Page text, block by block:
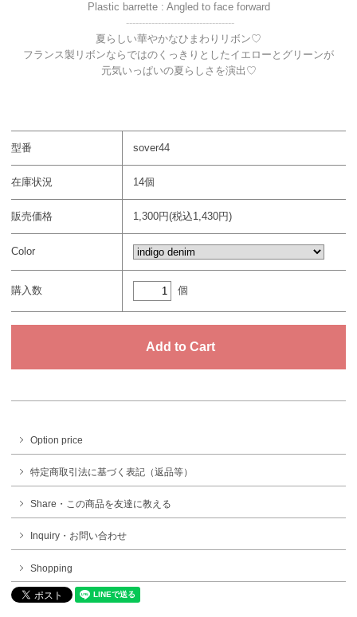
Plastic barrette : Angled to face forward
----------------------------------
夏らしい華やかなひまわりリボン♡
フランス製リボンならではのくっきりとしたイエローとグリーンが
元気いっぱいの夏らしさを演出♡
型番 sover44
在庫状況 14個
販売価格 1,300円(税込1,430円)
Color
購入数 個
Option price
特定商取引法に基づく表記（返品等）
Share・この商品を友達に教える
Inquiry・お問い合わせ
Shopping